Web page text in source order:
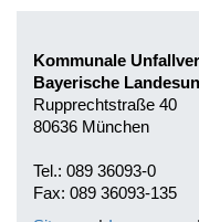
Kommunale
Bayerische
Rupprechtstraße 40
80636 München
Tel.: 089 36093-0
Fax: 089 36093-135